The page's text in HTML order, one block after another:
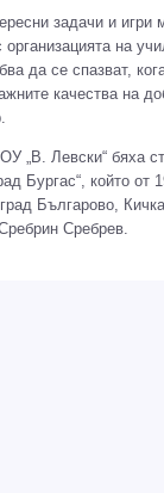
задачи и
на
да се спазват,
качества на
„В. Левски“ бяха
Бургас“, който
Българово,
Сребрев.